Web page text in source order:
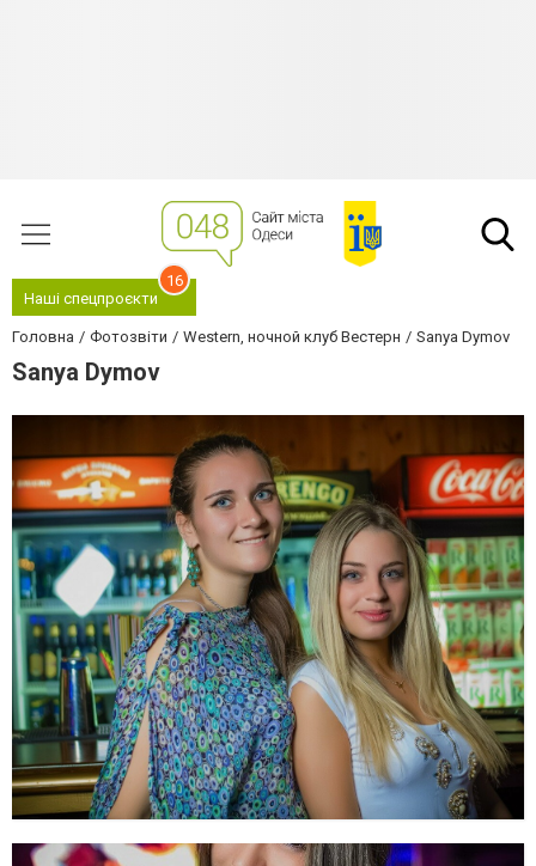
Наші спецпроєкти
16
Головна Фотозвіти Western, ночной клуб Вестерн Sanya Dymov
Sanya Dymov